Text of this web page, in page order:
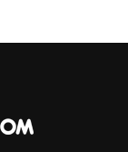
NEWS